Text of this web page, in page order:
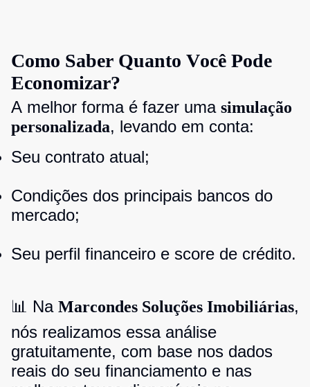
Como Saber Quanto Você Pode
Economizar?
A melhor forma é fazer uma simulação
personalizada, levando em conta:
Seu contrato atual;
Condições dos principais bancos do
mercado;
Seu perfil financeiro e score de crédito.
📊 Na Marcondes Soluções Imobiliárias,
nós realizamos essa análise
gratuitamente, com base nos dados
reais do seu financiamento e nas